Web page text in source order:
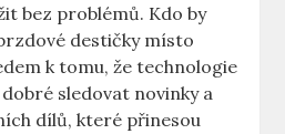
bez problémů. Kdo by
destičky místo
‍k tomu, že technologie
sledovat novinky a⁤
dílů,‍ které přinesou